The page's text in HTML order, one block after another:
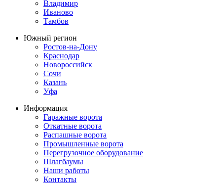
Владимир
Иваново
Тамбов
Южный регион
Ростов-на-Дону
Краснодар
Новороссийск
Сочи
Казань
Уфа
Информация
Гаражные ворота
Откатные ворота
Распашные ворота
Промышленные ворота
Перегрузочное оборудование
Шлагбаумы
Наши работы
Контакты